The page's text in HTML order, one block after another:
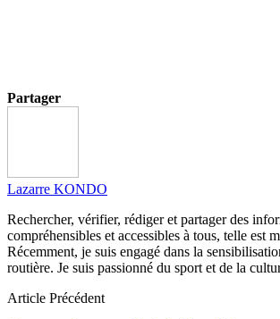
Partager
Lazarre KONDO
Rechercher, vérifier, rédiger et partager des
compréhensibles et accessibles à tous, telle est
Récemment, je suis engagé dans la
routière. Je suis passionné du sport et de la
Article Précédent